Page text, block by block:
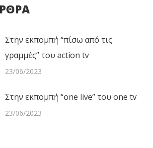
Στην εκπομπή “πίσω από τις
γραμμές” του action tv
23/06/2023
Στην εκπομπή “one live” του one tv
23/06/2023